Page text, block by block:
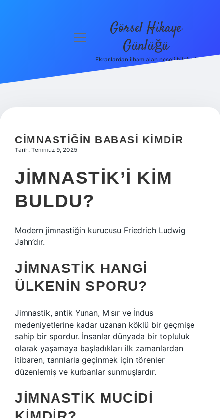
Hakkımızda
menüyü
Görsel Hikaye
Günlüğü
Ekranlardan ilham alan neşeli bilgiler!
CIMNASTIĞIN BABASI KIMDIR
Tarih: Temmuz 9, 2025
JIMNASTIK’I KIM
BULDU?
Modern jimnastiğin kurucusu Friedrich Ludwig
Jahn’dır.
JIMNASTIK HANGI
ÜLKENIN SPORU?
Jimnastik, antik Yunan, Mısır ve İndus
medeniyetlerine kadar uzanan köklü bir geçmişe
sahip bir spordur. İnsanlar dünyada bir topluluk
olarak yaşamaya başladıkları ilk zamanlardan
itibaren, tanrılarla geçinmek için törenler
düzenlemiş ve kurbanlar sunmuşlardır.
JIMNASTIK MUCIDI